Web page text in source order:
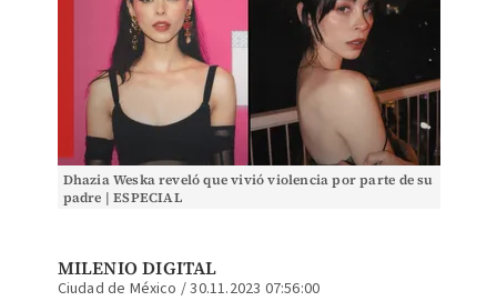
Dhazia Weska reveló que vivió violencia por parte de su
padre | ESPECIAL
MILENIO DIGITAL
Ciudad de México /30.11.2023 07:56:00